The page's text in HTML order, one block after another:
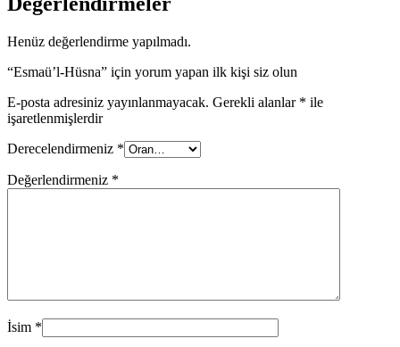
Henüz değerlendirme yapılmadı.
“Esmaü’l-Hüsna” için yorum yapan ilk kişi siz olun
E-posta adresiniz yayınlanmayacak. Gerekli alanlar * ile
işaretlenmişlerdir
Derecelendirmeniz *
Değerlendirmeniz *
İsim *